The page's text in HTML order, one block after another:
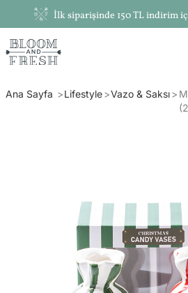
İlk siparişinde 150 TL indirim
Ana Sayfa Lifestyle Vazo & Saksı